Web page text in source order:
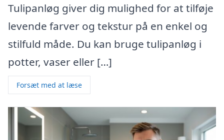
Tulipanløg giver dig mulighed for at tilføje
levende farver og tekstur på en enkel og
stilfuld måde. Du kan bruge tulipanløg i
potter, vaser eller […]
Forsæt med at læse